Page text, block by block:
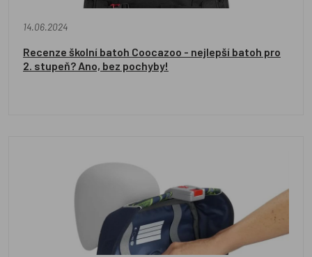
14.06.2024
Recenze školní batoh Coocazoo - nejlepší batoh pro
2. stupeň? Ano, bez pochyby!